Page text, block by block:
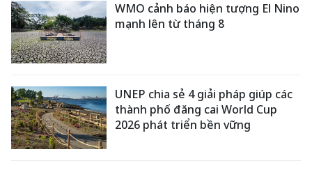
WMO cảnh báo hiện tượng El Nino
mạnh lên từ tháng 8
UNEP chia sẻ 4 giải pháp giúp các
thành phố đăng cai World Cup
2026 phát triển bền vững